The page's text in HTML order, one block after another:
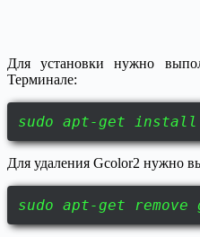
Для установки нужно
Терминале:
sudo apt-get install
Для удаления Gcolor2 нужно
sudo apt-get remove